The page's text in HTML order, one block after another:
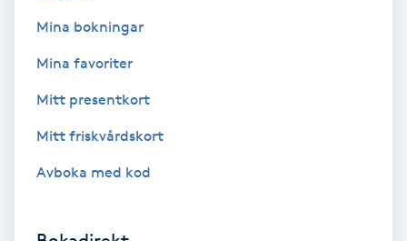
Dermapen
Mina bokningar
Mina favoriter
Mitt presentkort
Mitt friskvårdskort
Avboka med kod